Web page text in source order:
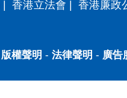
| 香港立法會 | 香港廉政
版權聲明 - 法律聲明 - 廣告